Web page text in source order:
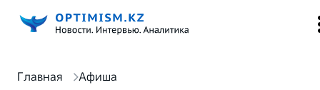
Главная Афиша